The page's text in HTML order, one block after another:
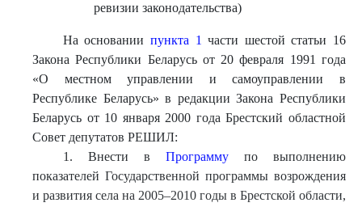
ревизии законодательства)
На основании пункта 1 части шестой статьи 16
Закона Республики Беларусь от 20 февраля 1991 года
«О местном управлении и самоуправлении в
Республике Беларусь» в редакции Закона Республики
Беларусь от 10 января 2000 года Брестский областной
Совет депутатов РЕШИЛ:
1. Внести в Программупо выполнению
показателей Государственной программы возрождения
и развития села на 2005–2010 годы в Брестской области,